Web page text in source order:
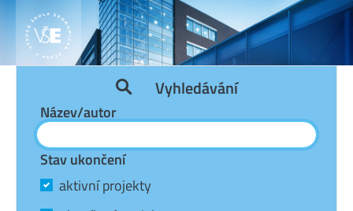
Vyhledávání
Název/autor
Stav ukončení
aktivní projekty